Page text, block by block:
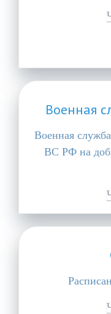
Военная
Военная
ВС РФ на